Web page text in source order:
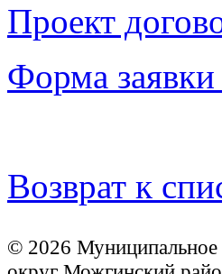
Проект
Форма заявки
Возврат к
© 2026